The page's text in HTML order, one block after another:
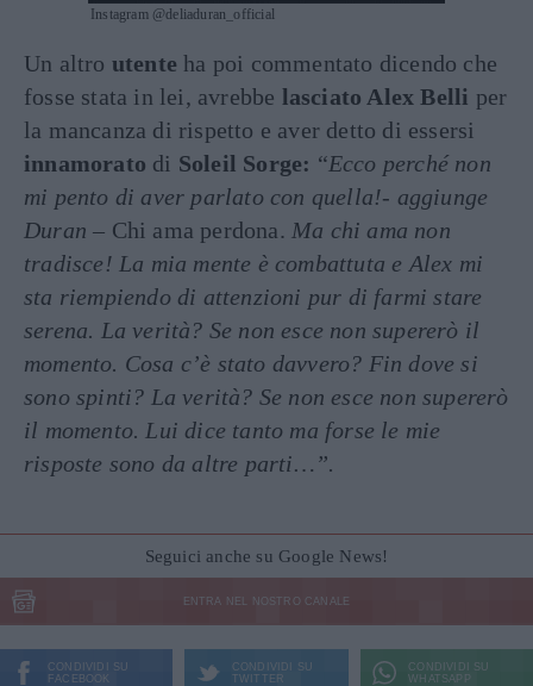
Instagram @deliaduran_official
Un altro utente ha poi commentato dicendo che
fosse stata in lei, avrebbe lasciato Alex Belli per
la mancanza di rispetto e aver detto di essersi
innamorato di Soleil Sorge: “Ecco perché non
mi pento di aver parlato con quella!- aggiunge
Duran – Chi ama perdona. Ma chi ama non
tradisce! La mia mente è combattuta e Alex mi
sta riempiendo di attenzioni pur di farmi stare
serena. La verità? Se non esce non supererò il
momento. Cosa c’è stato davvero? Fin dove si
sono spinti? La verità? Se non esce non supererò
il momento. Lui dice tanto ma forse le mie
risposte sono da altre parti…”.
Seguici anche su Google News!
ENTRA NEL NOSTRO CANALE
CONDIVIDI SU
FACEBOOK
CONDIVIDI SU
TWITTER
CONDIVIDI SU
WHATSAPP